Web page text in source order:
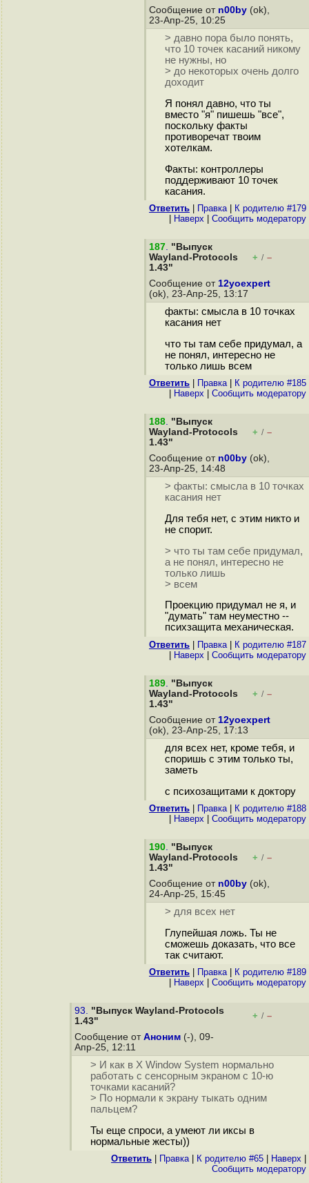
Сообщение от n00by (ok),
23-Апр-25, 10:25
> давно пора было понять,
что 10 точек касаний никому
не нужны, но
> до некоторых очень долго
доходит
Я понял давно, что ты
вместо "я" пишешь "все",
поскольку факты
противоречат твоим
хотелкам.
Факты: контроллеры
поддерживают 10 точек
касания.
Ответить Правка|
К родителю #179
Наверх Cообщить модератору
187. "Выпуск
Wayland-Protocols
1.43"
+ / –
Сообщение от 12yoexpert
(ok), 23-Апр-25, 13:17
факты: смысла в 10 точках
касания нет
что ты там себе придумал, а
не понял, интересно не
только лишь всем
Ответить Правка|
К родителю #185
Наверх Cообщить модератору
188. "Выпуск
Wayland-Protocols
1.43"
+ / –
Сообщение от n00by (ok),
23-Апр-25, 14:48
> факты: смысла в 10 точках
касания нет
Для тебя нет, с этим никто и
не спорит.
> что ты там себе придумал,
а не понял, интересно не
только лишь
> всем
Проекцию придумал не я, и
"думать" там неуместно --
психзащита механическая.
Ответить Правка|
К родителю #187
Наверх Cообщить модератору
189. "Выпуск
Wayland-Protocols
1.43"
+ / –
Сообщение от 12yoexpert
(ok), 23-Апр-25, 17:13
для всех нет, кроме тебя, и
споришь с этим только ты,
заметь
с психозащитами к доктору
Ответить Правка|
К родителю #188
Наверх Cообщить модератору
190. "Выпуск
Wayland-Protocols
1.43"
+ / –
Сообщение от n00by (ok),
24-Апр-25, 15:45
> для всех нет
Глупейшая ложь. Ты не
сможешь доказать, что все
так считают.
Ответить Правка|
К родителю #189
Наверх Cообщить модератору
93. "Выпуск Wayland-Protocols
1.43"
+ / –
Сообщение от Аноним (-), 09-
Апр-25, 12:11
> И как в X Window System нормально
работать с сенсорным экраном с 10-ю
точками касаний?
> По нормали к экрану тыкать одним
пальцем?
Ты еще спроси, а умеют ли иксы в
нормальные жесты))
Ответить Правка| К родителю #65 Наверх
Cообщить модератору